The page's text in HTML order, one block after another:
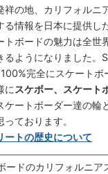
祥の地、カリフォルニ
る情報を日本に提供し
トボードの魅力は全世
るようになりました。
完全にスケート
に スケボー、スケート
ケートボーダー達の輪
ております。
ートの歴史について
ードのカリフォルニア